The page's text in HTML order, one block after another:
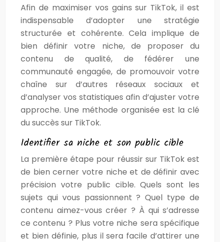
Afin de maximiser vos gains sur TikTok, il est
indispensable d’adopter une stratégie
structurée et cohérente. Cela implique de
bien définir votre niche, de proposer du
contenu de qualité, de fédérer une
communauté engagée, de promouvoir votre
chaîne sur d’autres réseaux sociaux et
d’analyser vos statistiques afin d’ajuster votre
approche. Une méthode organisée est la clé
du succès sur TikTok.
Identifier sa niche et son public cible
La première étape pour réussir sur TikTok est
de bien cerner votre niche et de définir avec
précision votre public cible. Quels sont les
sujets qui vous passionnent ? Quel type de
contenu aimez-vous créer ? À qui s’adresse
ce contenu ? Plus votre niche sera spécifique
et bien définie, plus il sera facile d’attirer une